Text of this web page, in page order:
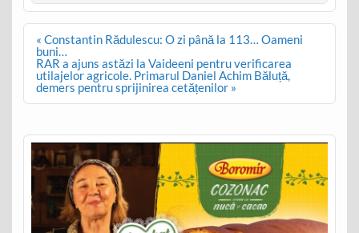
Post
navigation
« Constantin Rădulescu: O zi până la 113… Oameni
buni…
RAR a ajuns astăzi la Vaideeni pentru verificarea
utilajelor agricole. Primarul Daniel Achim Băluță,
demers pentru sprijinirea cetățenilor »